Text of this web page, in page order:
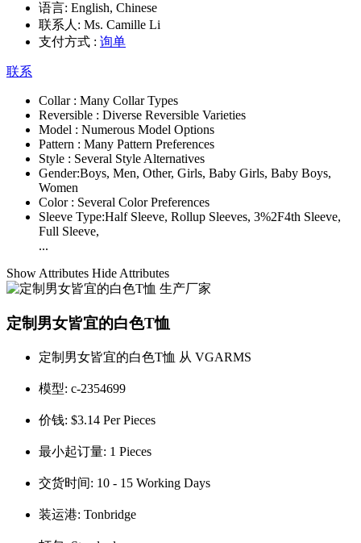
语言: English, Chinese
联系人: Ms. Camille Li
支付方式 : 询单
联系
Collar : Many Collar Types
Reversible : Diverse Reversible Varieties
Model : Numerous Model Options
Pattern : Many Pattern Preferences
Style : Several Style Alternatives
Gender:Boys, Men, Other, Girls, Baby Girls, Baby Boys,
Women
Color : Several Color Preferences
Sleeve Type:Half Sleeve, Rollup Sleeves, 3%2F4th Sleeve,
Full Sleeve,
...
Show Attributes Hide Attributes
定制男女皆宜的白色T恤
定制男女皆宜的白色T恤 从 VGARMS
模型: c-2354699
价钱: $3.14 Per Pieces
最小起订量: 1 Pieces
交货时间: 10 - 15 Working Days
装运港: Tonbridge